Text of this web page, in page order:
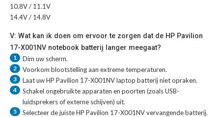
10.8V / 11.1V
14.4V / 14.8V
V: Wat kan ik doen om ervoor te zorgen dat de HP Pavilion
17-X001NV notebook batterij langer meegaat?
1 Dim uw scherm.
2 Voorkom blootstelling aan extreme temperaturen.
3 Laat uwHP Pavilion 17-X001NV laptop batterijniet opraken.
4
Schakel ongebruikte apparaten en poorten (zoals USB-
luidsprekers of externe schijven) uit.
5 Selecteer de juisteHP Pavilion 17-X001NV vervangende batterij.